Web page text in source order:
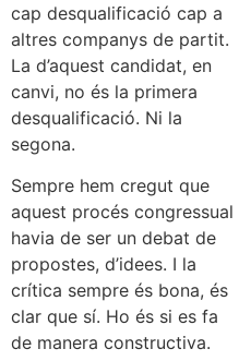
cap desqualificació cap a
altres companys de partit.
La d’aquest candidat, en
canvi, no és la primera
desqualificació. Ni la
segona.
Sempre hem cregut que
aquest procés congressual
havia de ser un debat de
propostes, d’idees. I la
crítica sempre és bona, és
clar que sí. Ho és si es fa
de manera constructiva.